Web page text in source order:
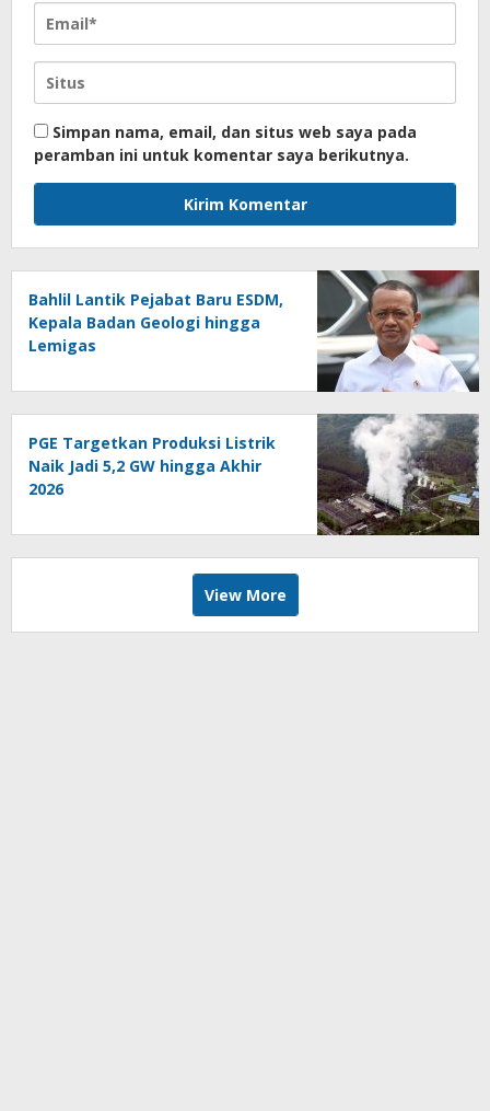
Simpan nama, email, dan situs web saya pada
peramban ini untuk komentar saya berikutnya.
Bahlil Lantik Pejabat Baru ESDM,
Kepala Badan Geologi hingga
Lemigas
PGE Targetkan Produksi Listrik
Naik Jadi 5,2 GW hingga Akhir
2026
View More